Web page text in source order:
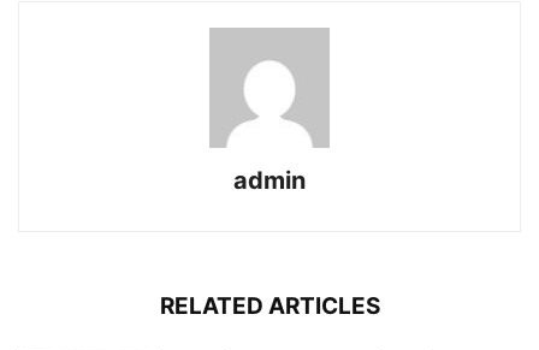
admin
RELATED ARTICLES